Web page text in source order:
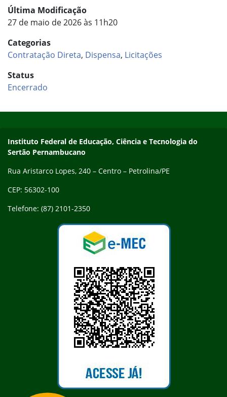
Última Modificação
27 de maio de 2026 às 11h20
Categorias
Contratação Direta, Dispensa, Licitações
Status
Encerrado
Endereço
Instituto Federal de Educação, Ciência e Tecnologia do
Sertão Pernambucano
Rua Aristarco Lopes, 240 – Centro – Petrolina/PE
CEP: 56302-100
Telefone: (87) 2101-2350